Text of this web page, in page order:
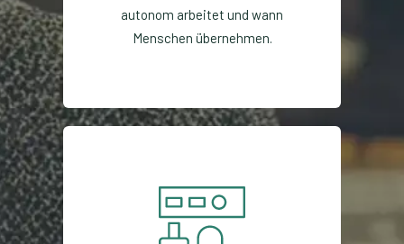
autonom arbeitet und wann
Menschen übernehmen.